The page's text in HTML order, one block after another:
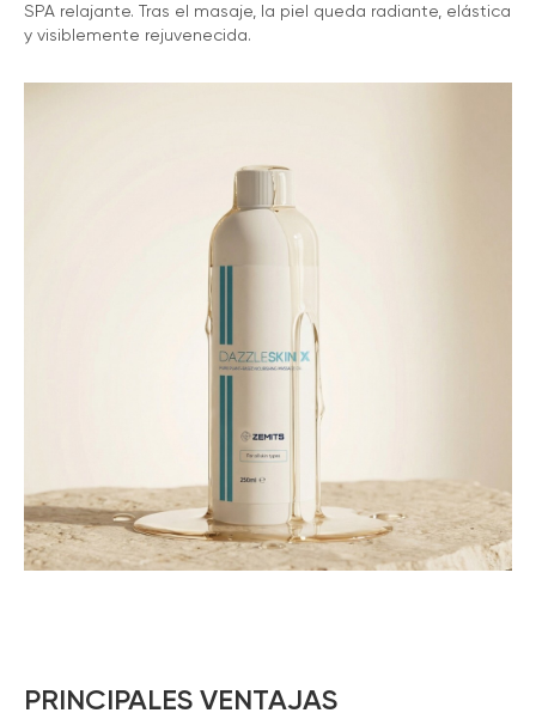
SPA relajante. Tras el masaje, la piel queda radiante, elástica
y visiblemente rejuvenecida.
PRINCIPALES VENTAJAS